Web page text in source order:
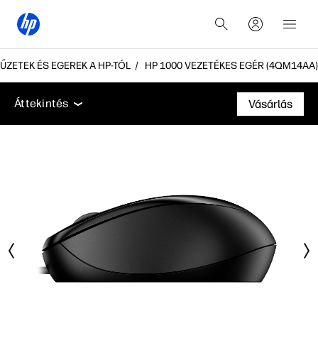
ÉS EGEREK A HP-TÓL HP 1000 VEZETÉKES EGÉR (4QM14AA)
Áttekintés Jellemzők Műszaki adatok
Áttekintés
Tartozékok
Támogatás
Vásárlás